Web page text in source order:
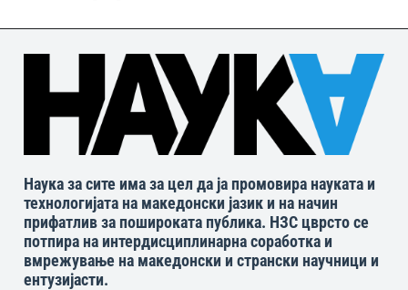
Наука за сите има за цел да ја промовира науката и
технологијата на македонски јазик и на начин
прифатлив за пошироката публика. НЗС цврсто се
потпира на интердисциплинарна соработка и
вмрежување на македонски и странски научници и
ентузијасти.